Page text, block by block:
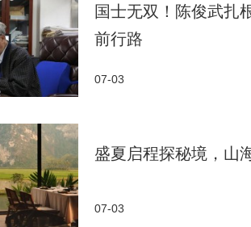
国士无双！陈俊武扎
前行路
07-03
盛夏启程探秘境，山
07-03